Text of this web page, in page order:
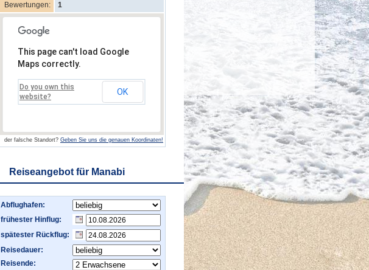
Bewertungen: 1
This page can't load Google
Maps correctly.
Do you own this
website?
OK
der falsche Standort? Geben Sie uns die genauen Koordinaten!
Reiseangebot für Manabi
Abflughafen:
frühester Hinflug:
spätester Rückflug:
Reisedauer:
Reisende: